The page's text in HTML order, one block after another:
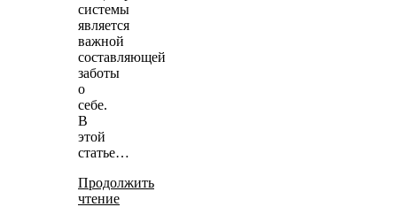
системы
является
важной
составляющей
заботы
о
себе.
В
этой
статье…
Продолжить
чтение